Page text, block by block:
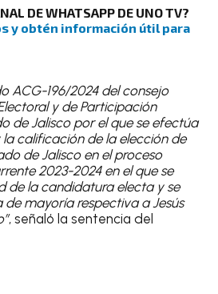
DE WHATSAPP DE UNO TV?
y obtén información útil para
ACG-196/2024 del consejo
y de Participación
de Jalisco por el que se efectúa
calificación de la elección de
de Jalisco en el proceso
2023-2024 en el que se
de la candidatura electa y se
mayoría respectiva a Jesús
, señaló la sentencia del